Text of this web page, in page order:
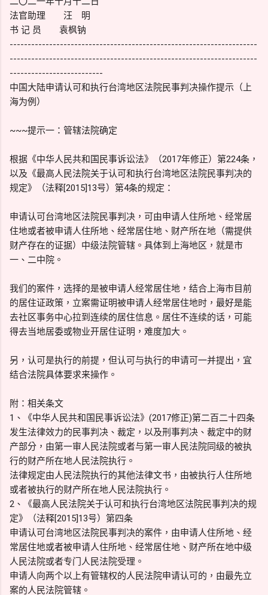
法官助理 汪 明
书 记 员 袁枫钠
---------------------------------------------------------------------
---------------------------------------------------------------------
--------------------------
中国大陆申请认可和执行台湾地区法院民事判决操作提示（上
海为例）
~~~提示一：管辖法院确定
根据《中华人民共和国民事诉讼法》（2017年修正）第224条，
以及《最高人民法院关于认可和执行台湾地区法院民事判决的
规定》（法释[2015]13号）第4条的规定：
申请认可台湾地区法院民事判决，可由申请人住所地、经常居
住地或者被申请人住所地、经常居住地、财产所在地（需提供
财产存在的证据）中级法院管辖。具体到上海地区，就是市
一、二中院。
我们的案件，选择的是被申请人经常居住地，结合上海市目前
的居住证政策，立案需证明被申请人经常居住地时，最好是能
去社区事务中心拉到连续的居住信息。居住不连续的话，可能
得去当地居委或物业开居住证明，难度加大。
另，认可是执行的前提，但认可与执行的申请可一并提出，宜
结合法院具体要求来操作。
附：相关条文
1、《中华人民共和国民事诉讼法》(2017修正)第二百二十四条
发生法律效力的民事判决、裁定，以及刑事判决、裁定中的财
产部分，由第一审人民法院或者与第一审人民法院同级的被执
行的财产所在地人民法院执行。
法律规定由人民法院执行的其他法律文书，由被执行人住所地
或者被执行的财产所在地人民法院执行。
2、《最高人民法院关于认可和执行台湾地区法院民事判决的规
定》（法释[2015]13号）第四条
申请认可台湾地区法院民事判决的案件，由申请人住所地、经
常居住地或者被申请人住所地、经常居住地、财产所在地中级
人民法院或者专门人民法院受理。
申请人向两个以上有管辖权的人民法院申请认可的，由最先立
案的人民法院管辖。